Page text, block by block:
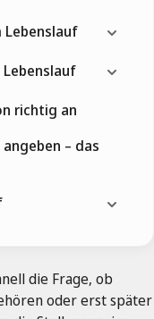
die Frage, ob
oder erst später
Lebenslauf
Lebenslauf
richtig an
– das